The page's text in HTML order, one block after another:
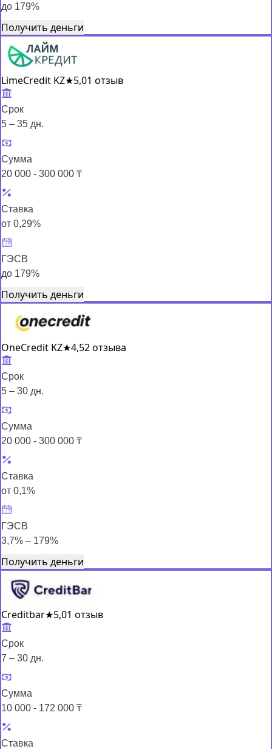
до 179%
Получить деньги
LimeCredit KZ★5,01 отзыв
Срок
5 – 35 дн.
Сумма
20 000 - 300 000 ₸
Ставка
от 0,29%
ГЭСВ
до 179%
Получить деньги
OneCredit KZ★4,52 отзыва
Срок
5 – 30 дн.
Сумма
20 000 - 300 000 ₸
Ставка
от 0,1%
ГЭСВ
3,7% – 179%
Получить деньги
Creditbar★5,01 отзыв
Срок
7 – 30 дн.
Сумма
10 000 - 172 000 ₸
Ставка